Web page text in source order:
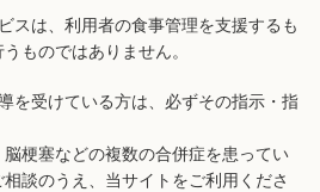
スは、利用者の食事管理を支援するも
ものではありません。
を受けている方は、必ずその指示・指
梗塞などの複数の合併症を患ってい
談のうえ、当サイトをご利用くださ